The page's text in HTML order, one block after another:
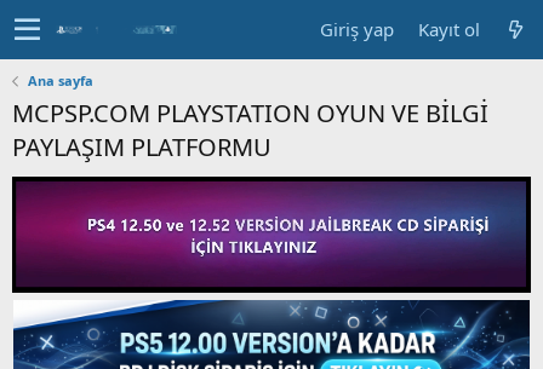
Giriş yap Kayıt ol
Ana sayfa
MCPSP.COM PLAYSTATION OYUN VE BİLGİ
PAYLAŞIM PLATFORMU